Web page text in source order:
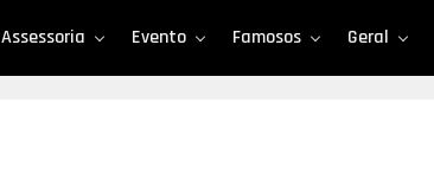
Assessoria Evento Famosos Geral